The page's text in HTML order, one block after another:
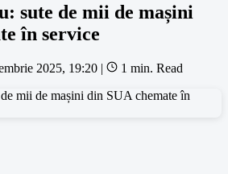
sute de mii de mașini
în service
2025, 19:20 | 1 min. Read